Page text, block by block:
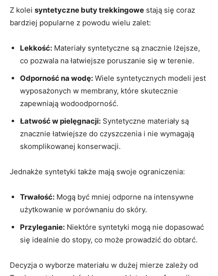
Z kolei syntetyczne buty trekkingowe stają się coraz
bardziej popularne z powodu wielu zalet:
Lekkość: Materiały syntetyczne są znacznie lżejsze,
co pozwala na łatwiejsze poruszanie się w terenie.
Odporność na wodę: Wiele syntetycznych modeli jest
wyposażonych w membrany, które skutecznie
zapewniają wodoodporność.
Łatwość w pielęgnacji: Syntetyczne materiały są
znacznie łatwiejsze do czyszczenia i nie wymagają
skomplikowanej konserwacji.
Jednakże syntetyki także mają swoje ograniczenia:
Trwałość: Mogą być mniej odporne na intensywne
użytkowanie w porównaniu do skóry.
Przyleganie: Niektóre syntetyki mogą nie dopasować
się idealnie do stopy, co może prowadzić do obtarć.
Decyzja o wyborze materiału w dużej mierze zależy od